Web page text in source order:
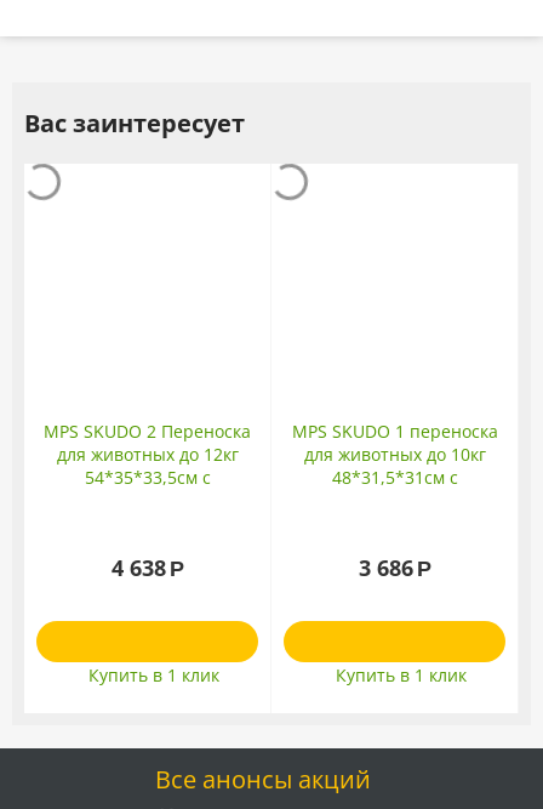
Вас заинтересует
MPS SKUDO 2 Переноска
для животных до 12кг
54*35*33,5см с
4 638 Р
Купить в 1 клик
MPS SKUDO 1 переноска
для животных до 10кг
48*31,5*31см с
3 686 Р
Купить в 1 клик
Все анонсы акций